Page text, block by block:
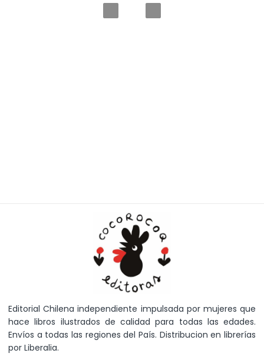
Editorial Chilena independiente impulsada por mujeres que
hace libros ilustrados de calidad para todas las edades.
Envíos a todas las regiones del País. Distribucion en librerías
por Liberalia.